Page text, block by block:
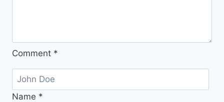
선
법
Comment *
Name *